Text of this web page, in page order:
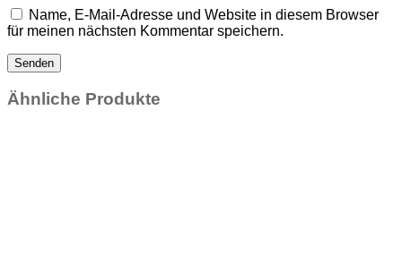
Name, E-Mail-Adresse und Website in diesem Browser
für meinen nächsten Kommentar speichern.
Ähnliche Produkte